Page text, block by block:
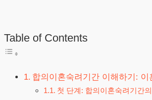
Table of Contents
합의이혼숙려기간 이해하기: 이
첫 단계: 합의이혼숙려기간